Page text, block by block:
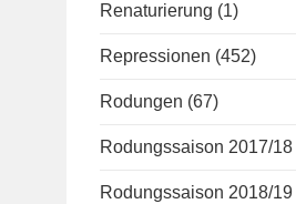
Renaturierung (1)
Repressionen (452)
Rodungen (67)
Rodungssaison 2017/18
Rodungssaison 2018/19